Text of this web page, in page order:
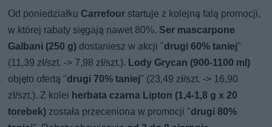
Od poniedziałku Carrefour startuje z kolejną falą promocji,
w której rabaty sięgają nawet 80%. Ser mascarpone
Galbani (250 g) dostaniesz w akcji "drugi 60% taniej"
(11,39 zł/szt. -> 7,98 zł/szt.). Lody Grycan (900-1100 ml)
objęto ofertą "drugi 70% taniej" (23,49 zł/szt. -> 16,90
zł/szt.). Z kolei herbata czarna Lipton (1,4-1,8 g x 20
torebek) została przeceniona w promocji "drugi 80%